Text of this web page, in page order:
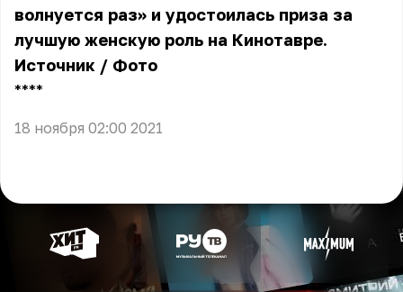
волнуется раз» и удостоилась приза за
лучшую женскую роль на Кинотавре.
Источник / Фото
** **
18 ноября 02:00 2021